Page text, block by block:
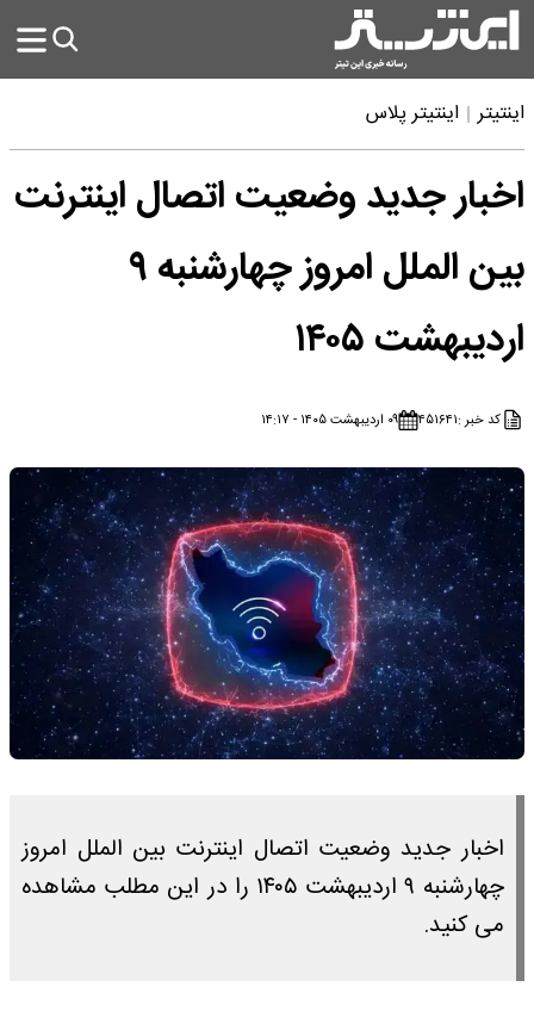
اینتیتر اینتیتر پلاس
اخبار جدید وضعیت اتصال اینترنت
بین الملل امروز چهارشنبه ۹
اردیبهشت ۱۴۰۵
کد خبر :۴۵۱۶۴۱ ۰۹ اردیبهشت ۱۴۰۵ - ۱۴:۱۷
اخبار جدید وضعیت اتصال اینترنت بین الملل امروز
چهارشنبه ۹ اردیبهشت ۱۴۰۵ را در این مطلب مشاهده
می کنید.